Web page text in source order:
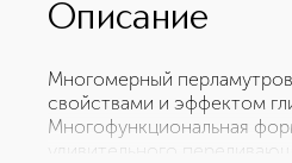
Описание
Многомерный
свойствами и эффектом
Многофункциональная
удивительного